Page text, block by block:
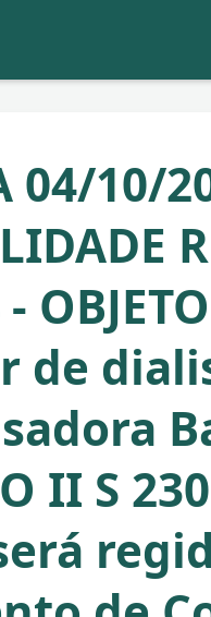
04/10/
de
II S